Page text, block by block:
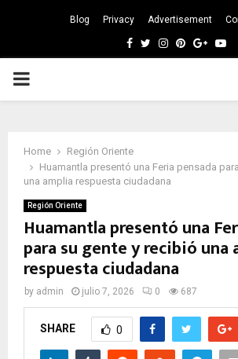
Blog Privacy Advertisement
Facebook
TwitterInstagram
Pinterest
Google
PRIMARY
Home
Región Oriente
Huamantla presentó una Feria pensada
una amplia respuesta ciudadana
Región Oriente
Huamantla presentó una
para su gente y recibió una
respuesta ciudadana
by admin julio 7, 2026 0 687
SHARE 0